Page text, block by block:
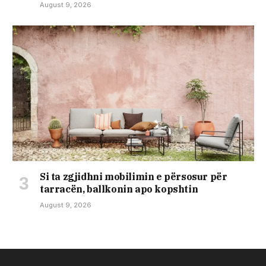
August 9, 2026
Si ta zgjidhni mobilimin e përsosur për
tarracën, ballkonin apo kopshtin
August 9, 2026